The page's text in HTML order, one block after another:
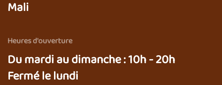
Mali
Heures d'ouverture
Du mardi au dimanche : 10h - 20h
Fermé le lundi